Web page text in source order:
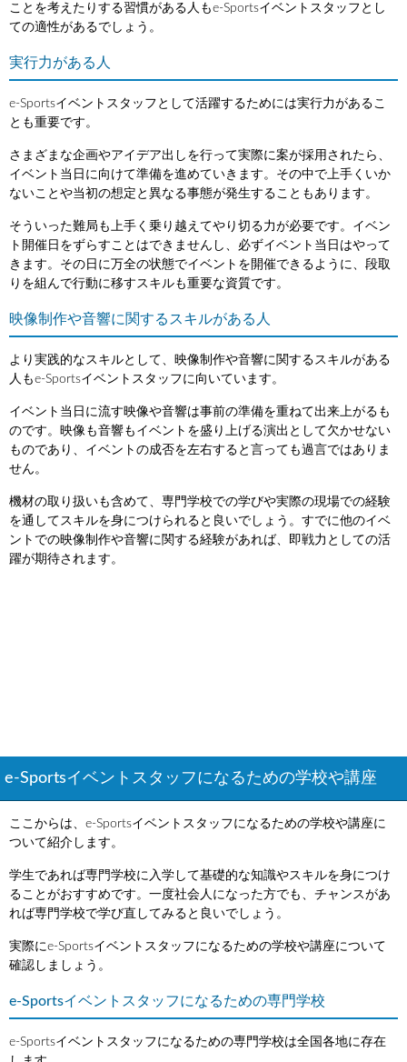
ことを考えたりする習慣がある人もe-Sportsイベントスタッフとし
ての適性があるでしょう。
実行力がある人
e-Sportsイベントスタッフとして活躍するためには実行力があるこ
とも重要です。
さまざまな企画やアイデア出しを行って実際に案が採用されたら、
イベント当日に向けて準備を進めていきます。その中で上手くいか
ないことや当初の想定と異なる事態が発生することもあります。
そういった難局も上手く乗り越えてやり切る力が必要です。イベン
ト開催日をずらすことはできませんし、必ずイベント当日はやって
きます。その日に万全の状態でイベントを開催できるように、段取
りを組んで行動に移すスキルも重要な資質です。
映像制作や音響に関するスキルがある人
より実践的なスキルとして、映像制作や音響に関するスキルがある
人もe-Sportsイベントスタッフに向いています。
イベント当日に流す映像や音響は事前の準備を重ねて出来上がるも
のです。映像も音響もイベントを盛り上げる演出として欠かせない
ものであり、イベントの成否を左右すると言っても過言ではありま
せん。
機材の取り扱いも含めて、専門学校での学びや実際の現場での経験
を通してスキルを身につけられると良いでしょう。すでに他のイベ
ントでの映像制作や音響に関する経験があれば、即戦力としての活
躍が期待されます。
e-Sportsイベントスタッフになるための学校や講座
ここからは、e-Sportsイベントスタッフになるための学校や講座に
ついて紹介します。
学生であれば専門学校に入学して基礎的な知識やスキルを身につけ
ることがおすすめです。一度社会人になった方でも、チャンスがあ
れば専門学校で学び直してみると良いでしょう。
実際にe-Sportsイベントスタッフになるための学校や講座について
確認しましょう。
e-Sportsイベントスタッフになるための専門学校
e-Sportsイベントスタッフになるための専門学校は全国各地に存在